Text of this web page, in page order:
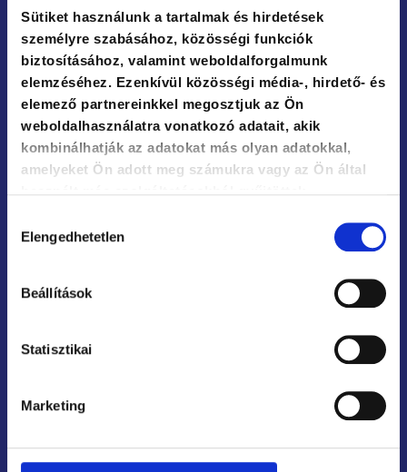
Sütiket használunk a tartalmak és hirdetések
személyre szabásához, közösségi funkciók
biztosításához, valamint weboldalforgalmunk
elemzéséhez. Ezenkívül közösségi média-, hirdető- és
elemező partnereinkkel megosztjuk az Ön
weboldalhasználatra vonatkozó adatait, akik
kombinálhatják az adatokat más olyan adatokkal,
amelyeket Ön adott meg számukra vagy az Ön által
kiválasztása
Elengedhetetlen
Beállítások
Statisztikai
Marketing
Contact
+36 1 786 46 95
+36 20 595 32 33
info@agoraintezet.hu
Opening hours: M-F 9.00-16.00
Western Transdanubian regional representation:
Western Hungarian regional representation: Veszprém
Southern Hungarian regional representation: Pécs